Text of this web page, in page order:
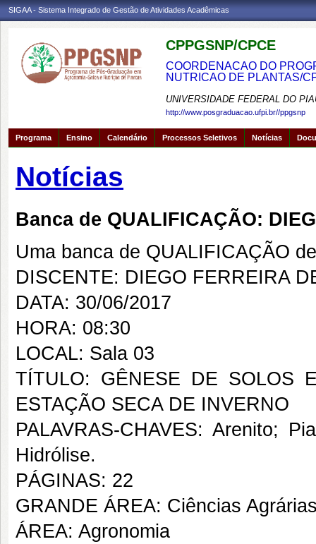
SIGAA - Sistema Integrado de Gestão de Atividades Acadêmicas
CPPGSNP/CPCE
COORDENACAO DO
NUTRICAO DE PLANTAS/
UNIVERSIDADE FEDERAL DO
http://www.posgraduacao.ufpi.br//ppgsnp
Programa Ensino Calendário Processos Seletivos Notícias
Notícias
Banca de QUALIFICAÇÃO:
Uma banca de QUALIFICAÇÃO
DISCENTE: DIEGO FERREIRA
DATA: 30/06/2017
HORA: 08:30
LOCAL: Sala 03
TÍTULO: GÊNESE DE SOLOS
ESTAÇÃO SECA DE INVERNO
PALAVRAS-CHAVES: Arenito;
Hidrólise.
PÁGINAS: 22
GRANDE ÁREA: Ciências
ÁREA: Agronomia